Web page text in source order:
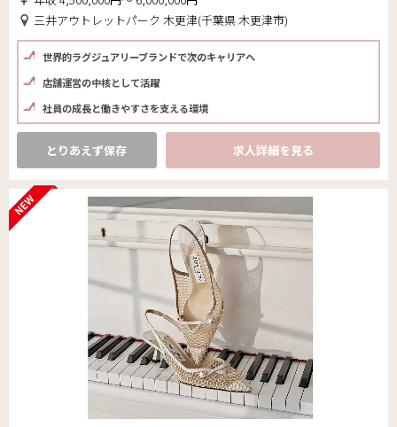
三井アウトレットパーク 木更津(千葉県 木更津市)
世界的ラグジュアリーブランドで次のキャリアへ
店舗運営の中核として活躍
社員の成長と働きやすさを支える環境
とりあえず保存 求人詳細を見る